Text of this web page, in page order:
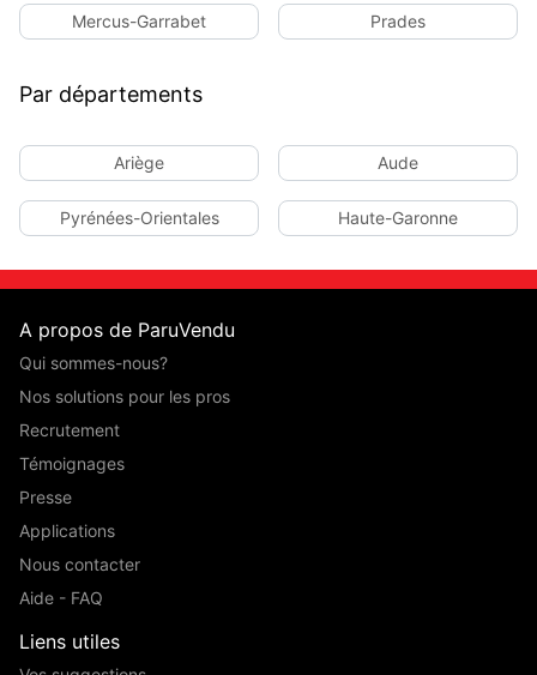
Mercus-Garrabet Prades
Par départements
Ariège Aude
Pyrénées-Orientales Haute-Garonne
A propos de ParuVendu
Qui sommes-nous?
Nos solutions pour les pros
Recrutement
Témoignages
Presse
Applications
Nous contacter
Aide - FAQ
Liens utiles